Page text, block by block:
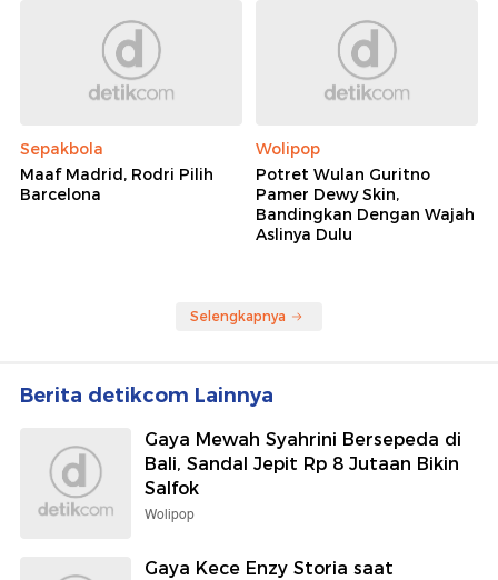
Sepakbola
Maaf Madrid, Rodri Pilih
Barcelona
Wolipop
Potret Wulan Guritno
Pamer Dewy Skin,
Bandingkan Dengan Wajah
Aslinya Dulu
Selengkapnya
Berita detikcom Lainnya
Gaya Mewah Syahrini Bersepeda di
Bali, Sandal Jepit Rp 8 Jutaan Bikin
Salfok
Wolipop
Gaya Kece Enzy Storia saat